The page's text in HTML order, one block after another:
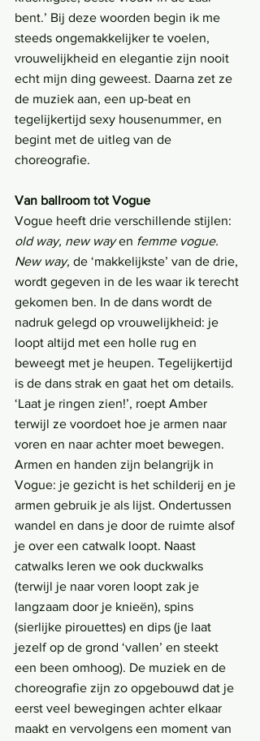
bent.’ Bij deze woorden begin ik me
steeds ongemakkelijker te voelen,
vrouwelijkheid en elegantie zijn nooit
echt mijn ding geweest. Daarna zet ze
de muziek aan, een up-beat en
tegelijkertijd sexy housenummer, en
begint met de uitleg van de
choreografie.
Van ballroom tot Vogue
Vogue heeft drie verschillende stijlen:
old way, new way en femme vogue.
New way, de ‘makkelijkste’ van de drie,
wordt gegeven in de les waar ik terecht
gekomen ben. In de dans wordt de
nadruk gelegd op vrouwelijkheid: je
loopt altijd met een holle rug en
beweegt met je heupen. Tegelijkertijd
is de dans strak en gaat het om details.
‘Laat je ringen zien!’, roept Amber
terwijl ze voordoet hoe je armen naar
voren en naar achter moet bewegen.
Armen en handen zijn belangrijk in
Vogue: je gezicht is het schilderij en je
armen gebruik je als lijst. Ondertussen
wandel en dans je door de ruimte alsof
je over een catwalk loopt. Naast
catwalks leren we ook duckwalks
(terwijl je naar voren loopt zak je
langzaam door je knieën), spins
(sierlijke pirouettes) en dips (je laat
jezelf op de grond ‘vallen’ en steekt
een been omhoog). De muziek en de
choreografie zijn zo opgebouwd dat je
eerst veel bewegingen achter elkaar
maakt en vervolgens een moment van